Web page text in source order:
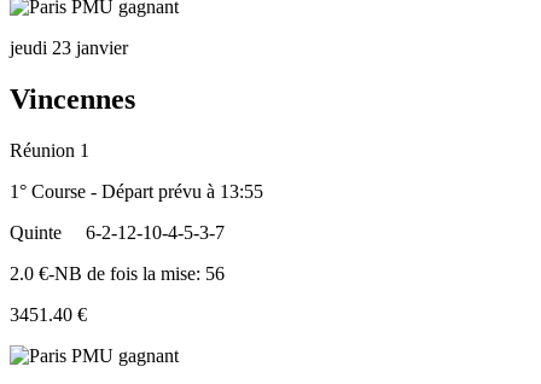
jeudi 23 janvier
Vincennes
Réunion 1
1° Course - Départ prévu à 13:55
Quinte
6-2-12-10-4-5-3-7
2.0 €-NB de fois la mise: 56
3451.40 €